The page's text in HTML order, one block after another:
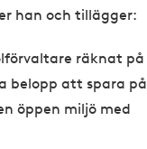
han och tillägger:
räknat på
belopp att spara på
öppen miljö med